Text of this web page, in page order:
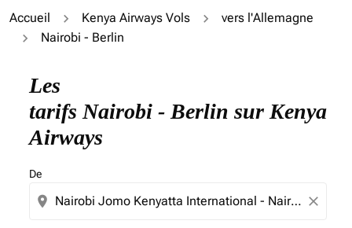
Accueil Kenya Airways Vols
vers l'Allemagne
Nairobi - Berlin
Les
tarifs Nairobi - Berlin sur Kenya
Airways
De
location_on close
Essayez de mettre à jour votre itinéraire (origine et/